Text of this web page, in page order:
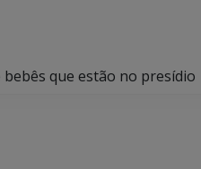
que estão no presídio